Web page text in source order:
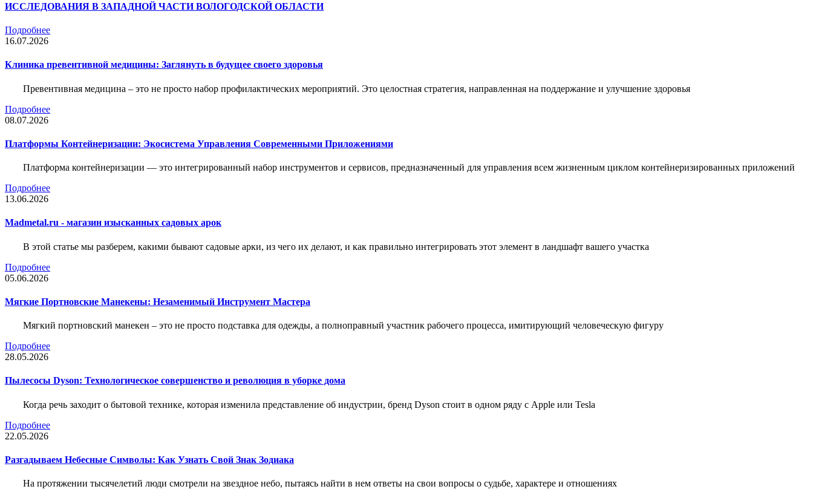
ИССЛЕДОВАНИЯ В ЗАПАДНОЙ ЧАСТИ ВОЛОГОДСКОЙ ОБЛАСТИ
Подробнее
16.07.2026
Клиника превентивной медицины: Заглянуть в будущее своего здоровья
Превентивная медицина – это не просто набор профилактических мероприятий. Это целостная стратегия, направленная на поддержание и улучшение здоровья
Подробнее
08.07.2026
Платформы Контейнеризации: Экосистема Управления Современными Приложениями
Платформа контейнеризации — это интегрированный набор инструментов и сервисов, предназначенный для управления всем жизненным циклом контейнеризированных приложений
Подробнее
13.06.2026
Madmetal.ru - магазин изысканных садовых арок
В этой статье мы разберем, какими бывают садовые арки, из чего их делают, и как правильно интегрировать этот элемент в ландшафт вашего участка
Подробнее
05.06.2026
Мягкие Портновские Манекены: Незаменимый Инструмент Мастера
Мягкий портновский манекен – это не просто подставка для одежды, а полноправный участник рабочего процесса, имитирующий человеческую фигуру
Подробнее
28.05.2026
Пылесосы Dyson: Технологическое совершенство и революция в уборке дома
Когда речь заходит о бытовой технике, которая изменила представление об индустрии, бренд Dyson стоит в одном ряду с Apple или Tesla
Подробнее
22.05.2026
Разгадываем Небесные Символы: Как Узнать Свой Знак Зодиака
На протяжении тысячелетий люди смотрели на звездное небо, пытаясь найти в нем ответы на свои вопросы о судьбе, характере и отношениях